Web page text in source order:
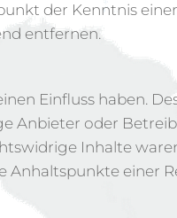
der Kenntnis
entfernen.
Einfluss haben.
Anbieter oder
Inhalte
einer